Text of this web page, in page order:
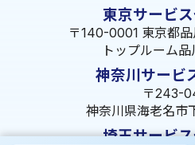
東京サービ
〒140-0001 東京都
トップルーム品
神奈川サービ
〒243-
神奈川県海老名市
埼玉サービ